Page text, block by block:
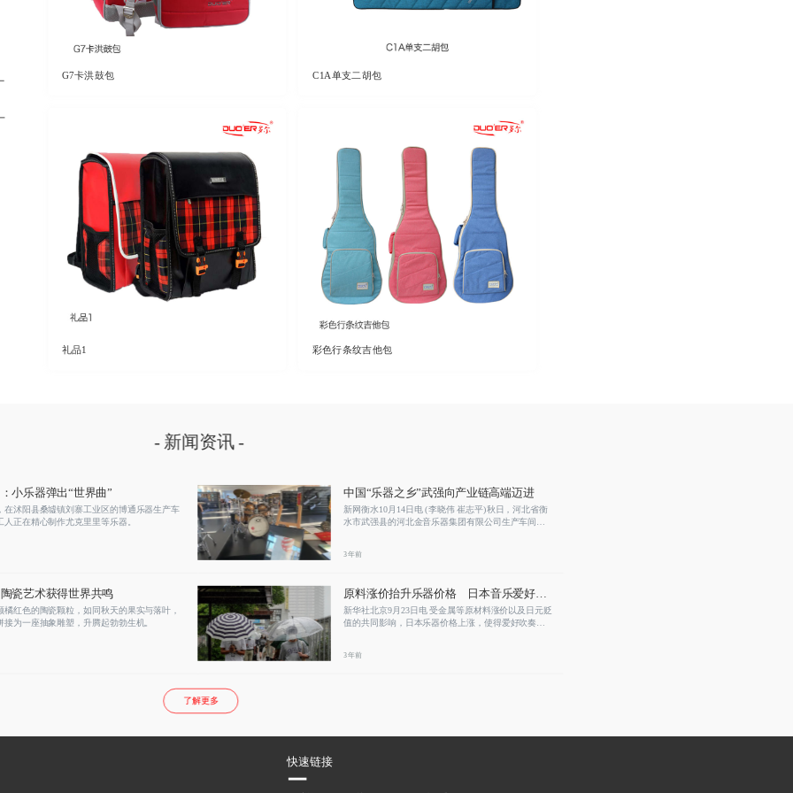
了解更多
G7卡洪鼓包 C1A单支二胡包
礼品1 彩色行条纹吉他包
- 新闻资讯 -
了解更多
小乐器弹出“世界曲”
在沭阳县桑墟镇刘寨工业区的博通乐器生产车
人正在精心制作尤克里里等乐器。
中国“乐器之乡”武强向产业链高端迈进
新网衡水10月14日电 (李晓伟 崔志平)秋日，河北省衡
水市武强县的河北金音乐器集团有限公司生产车间
装，不久它们将出现在欧美国家的商店里。
3年前
瓷艺术获得世界共鸣
橘红色的陶瓷颗粒，如同秋天的果实与落叶，
接为一座抽象雕塑，升腾起勃勃生机。
原料涨价抬升乐器价格 日本音乐爱好
者“很受伤”
新华社北京9月23日电 受金属等原材料涨价以及日元贬
值的共同影响，日本乐器价格上涨，使得爱好吹奏乐
3年前
快速链接